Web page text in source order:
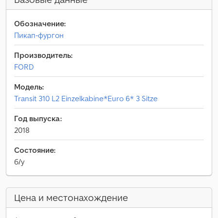
Обозначение:
Пикап-фургон
Производитель:
FORD
Модель:
Transit 310 L2 Einzelkabine*Euro 6* 3 Sitze
Год выпуска:
2018
Состояние:
б/у
Цена и местонахождение